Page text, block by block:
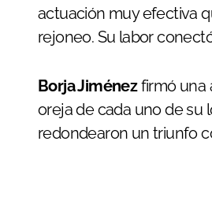
actuación muy efectiva
rejoneo. Su labor
Borja Jiménezfirmó una
oreja de cada uno de su
redondearon un triunfo